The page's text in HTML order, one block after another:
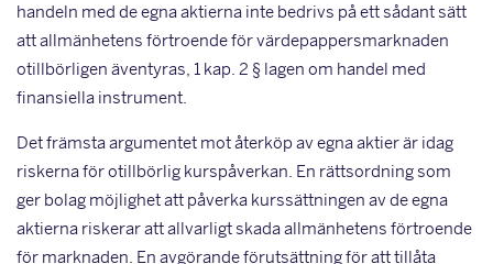
handeln med de egna aktierna inte bedrivs på ett sådant sätt
att allmänhetens förtroende för värdepappersmarknaden
otillbörligen äventyras, 1 kap. 2 § lagen om handel med
finansiella instrument.
Det främsta argumentet mot återköp av egna aktier är idag
riskerna för otillbörlig kurspåver­kan. En rättsordning som
ger bolag möjlighet att påverka kurssättningen av de egna
aktierna riskerar att allvarligt skada allmänhetens förtroende
för marknaden. En avgörande förutsätt­ning för att tillåta